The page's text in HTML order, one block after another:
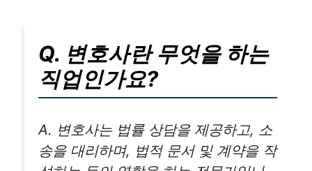
Q. 변호사란 무엇을 하는
직업인가요?
A. 변호사는 법률 상담을 제공하고, 소
송을 대리하며, 법적 문서 및 계약을 작